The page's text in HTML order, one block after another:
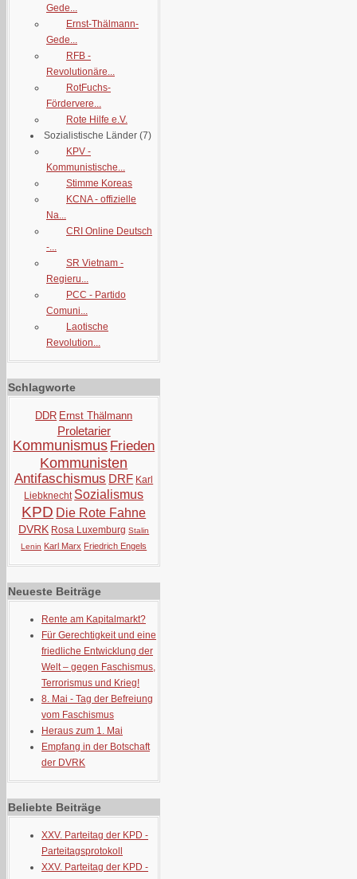
Gede...
Ernst-Thälmann-
Gede...
RFB -
Revolutionäre...
RotFuchs-
Fördervere...
Rote Hilfe e.V.
Sozialistische Länder (7)
KPV -
Kommunistische...
Stimme Koreas
KCNA - offizielle
Na...
CRI Online Deutsch
-...
SR Vietnam -
Regieru...
PCC - Partido
Comuni...
Laotische
Revolution...
Schlagworte
DDR Ernst Thälmann
Proletarier
Kommunismus Frieden
Kommunisten
Antifaschismus DRF Karl
Liebknecht Sozialismus
KPD Die Rote Fahne
DVRK Rosa Luxemburg Stalin
Lenin Karl Marx Friedrich Engels
Neueste Beiträge
Rente am Kapitalmarkt?
Für Gerechtigkeit und eine
friedliche Entwicklung der
Welt – gegen Faschismus,
Terrorismus und Krieg!
8. Mai - Tag der Befreiung
vom Faschismus
Heraus zum 1. Mai
Empfang in der Botschaft
der DVRK
Beliebte Beiträge
XXV. Parteitag der KPD -
Parteitagsprotokoll
XXV. Parteitag der KPD -